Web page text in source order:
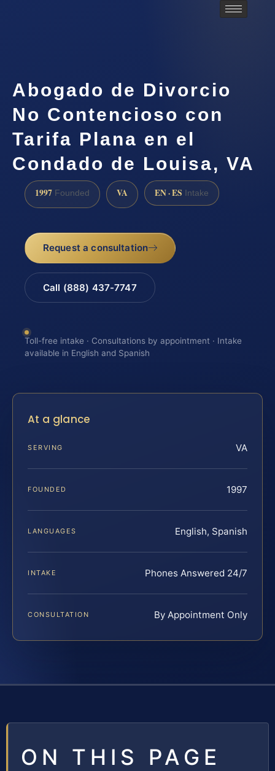
Abogado de Divorcio
No Contencioso con
Tarifa Plana en el
Condado de Louisa, VA
1997 Founded VA EN · ES Intake
Request a consultation
Call (888) 437-7747
Toll-free intake · Consultations by appointment · Intake
available in English and Spanish
At a glance
SERVING VA
FOUNDED 1997
LANGUAGES English, Spanish
INTAKE Phones Answered 24/7
CONSULTATION By Appointment Only
ON THIS PAGE